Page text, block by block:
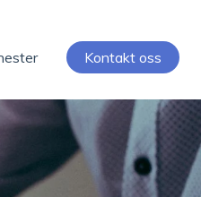
Kontakt oss